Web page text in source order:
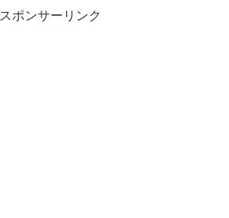
スポンサーリンク